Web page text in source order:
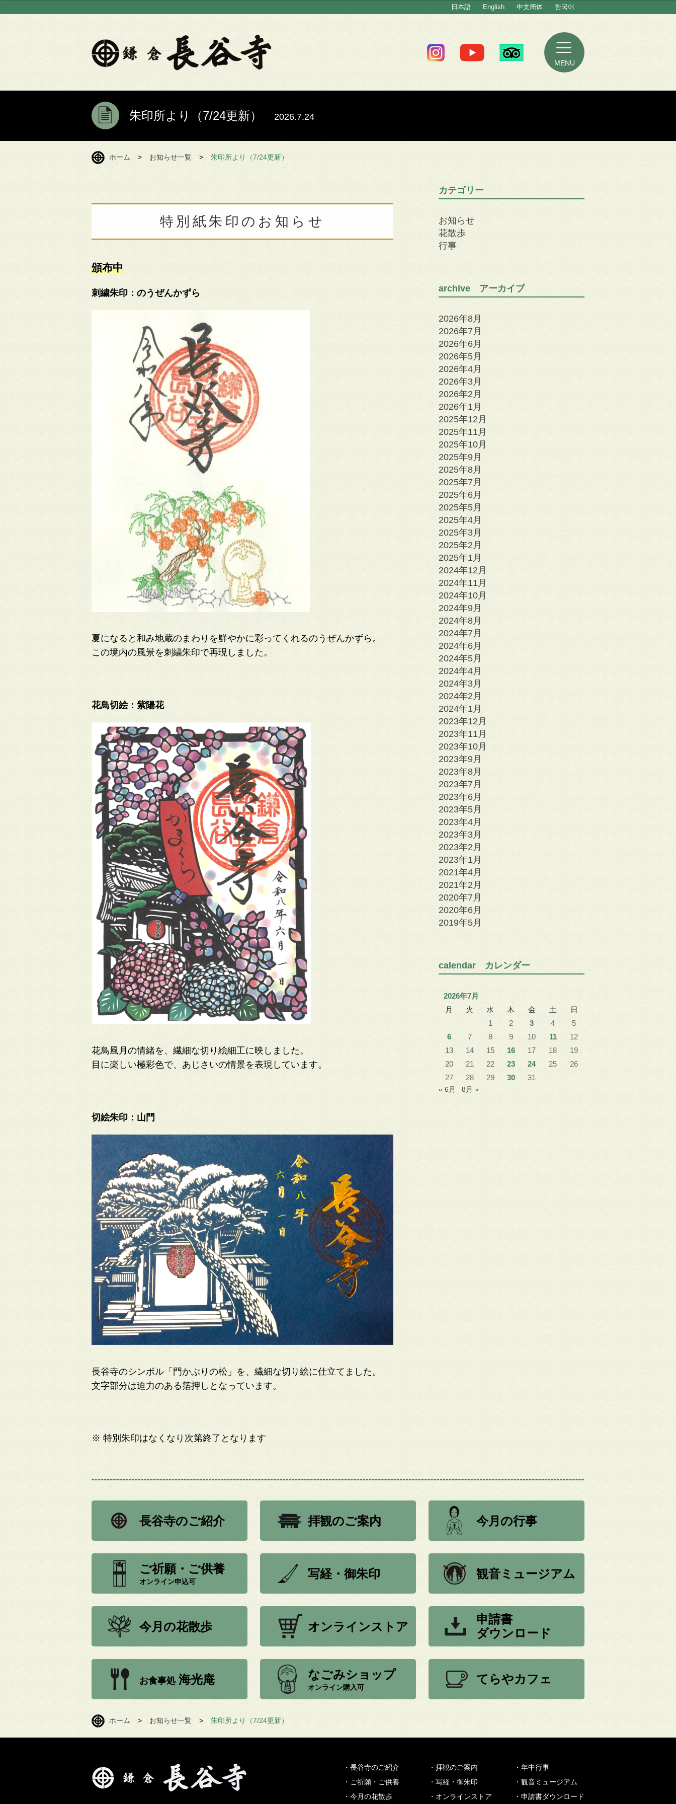
日本語 English 中文簡体 한국어
MENU
朱印所より（7/24更新） 2026.7.24
ホーム > お知らせ一覧 > 朱印所より（7/24更新）
特別紙朱印のお知らせ
頒布中
刺繍朱印：のうぜんかずら
夏になると和み地蔵のまわりを鮮やかに彩ってくれるのうぜんかずら。
この境内の風景を刺繍朱印で再現しました。
花鳥切絵：紫陽花
花鳥風月の情緒を、繊細な切り絵細工に映しました。
目に楽しい極彩色で、あじさいの情景を表現しています。
切絵朱印：山門
長谷寺のシンボル「門かぶりの松」を、繊細な切り絵に仕立てました。
文字部分は迫力のある箔押しとなっています。
※ 特別朱印はなくなり次第終了 となります
カテゴリー
お知らせ
花散歩
行事
archive アーカイブ
2026年8月
2026年7月
2026年6月
2026年5月
2026年4月
2026年3月
2026年2月
2026年1月
2025年12月
2025年11月
2025年10月
2025年9月
2025年8月
2025年7月
2025年6月
2025年5月
2025年4月
2025年3月
2025年2月
2025年1月
2024年12月
2024年11月
2024年10月
2024年9月
2024年8月
2024年7月
2024年6月
2024年5月
2024年4月
2024年3月
2024年2月
2024年1月
2023年12月
2023年11月
2023年10月
2023年9月
2023年8月
2023年7月
2023年6月
2023年5月
2023年4月
2023年3月
2023年2月
2023年1月
2021年4月
2021年2月
2020年7月
2020年6月
2019年5月
calendar カレンダー
2026年7月
月
火 水 木 金 土
日
1
2 3 4
5
6
7 8 9 10 11
12
13
14 15 16 17 18
19
20
21 22 23 24 25
26
27
28 29 30
31
« 6月
8月 »
長谷寺のご紹介 拝観のご案内 今月の行事
ご祈願・ご供養
オンライン申込可
写経・御朱印 観音ミュージアム
今月の花散歩 オンラインストア
申請書
ダウンロード
お食事処 海光庵 なごみショップ
オンライン購入可
てらやカフェ
ホーム > お知らせ一覧 > 朱印所より（7/24更新）
・長谷寺のご紹介 ・拝観のご案内
・年中行事
・ご祈願・ご供養
・写経・御朱印
・観音ミュージアム
・今月の花散歩
・オンラインストア ・申請書ダウンロード